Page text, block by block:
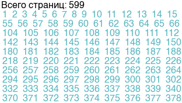
Всего страниц: 599
1
2 3 4 5 6 7 8 9 10 11 12 13 14 15
55 56 57 58 59 60 61 62 63 64 65 66
104 105 106 107 108 109 110 111 112
142 143 144 145 146 147 148 149 150
180 181 182 183 184 185 186 187 188
218 219 220 221 222 223 224 225 226
256 257 258 259 260 261 262 263 264
294 295 296 297 298 299 300 301 302
332 333 334 335 336 337 338 339 340
370 371 372 373 374 375 376 377 378